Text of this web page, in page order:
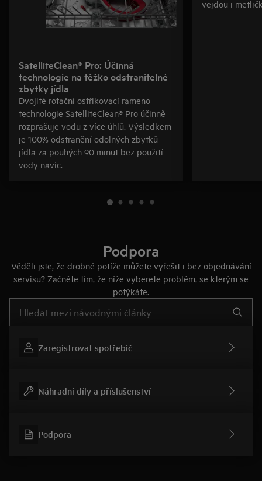
SatelliteClean® Pro: Účinná
technologie na těžko odstranitelné
zbytky jídla
Dvojité rotační ostřikovací rameno
technologie SatelliteClean® Pro účinně
rozprašuje vodu z více úhlů. Výsledkem
je 100% odstranění odolných zbytků
jídla za pouhých 90 minut bez použití
vody navíc.
vejdou i
Podpora
Věděli jste, že drobné potíže můžete vyřešit i bez objednávání
servisu? Začněte tím, že níže vyberete problém, se kterým se
potýkáte.
Zaregistrovat spotřebič
Náhradní díly a příslušenství
Podpora